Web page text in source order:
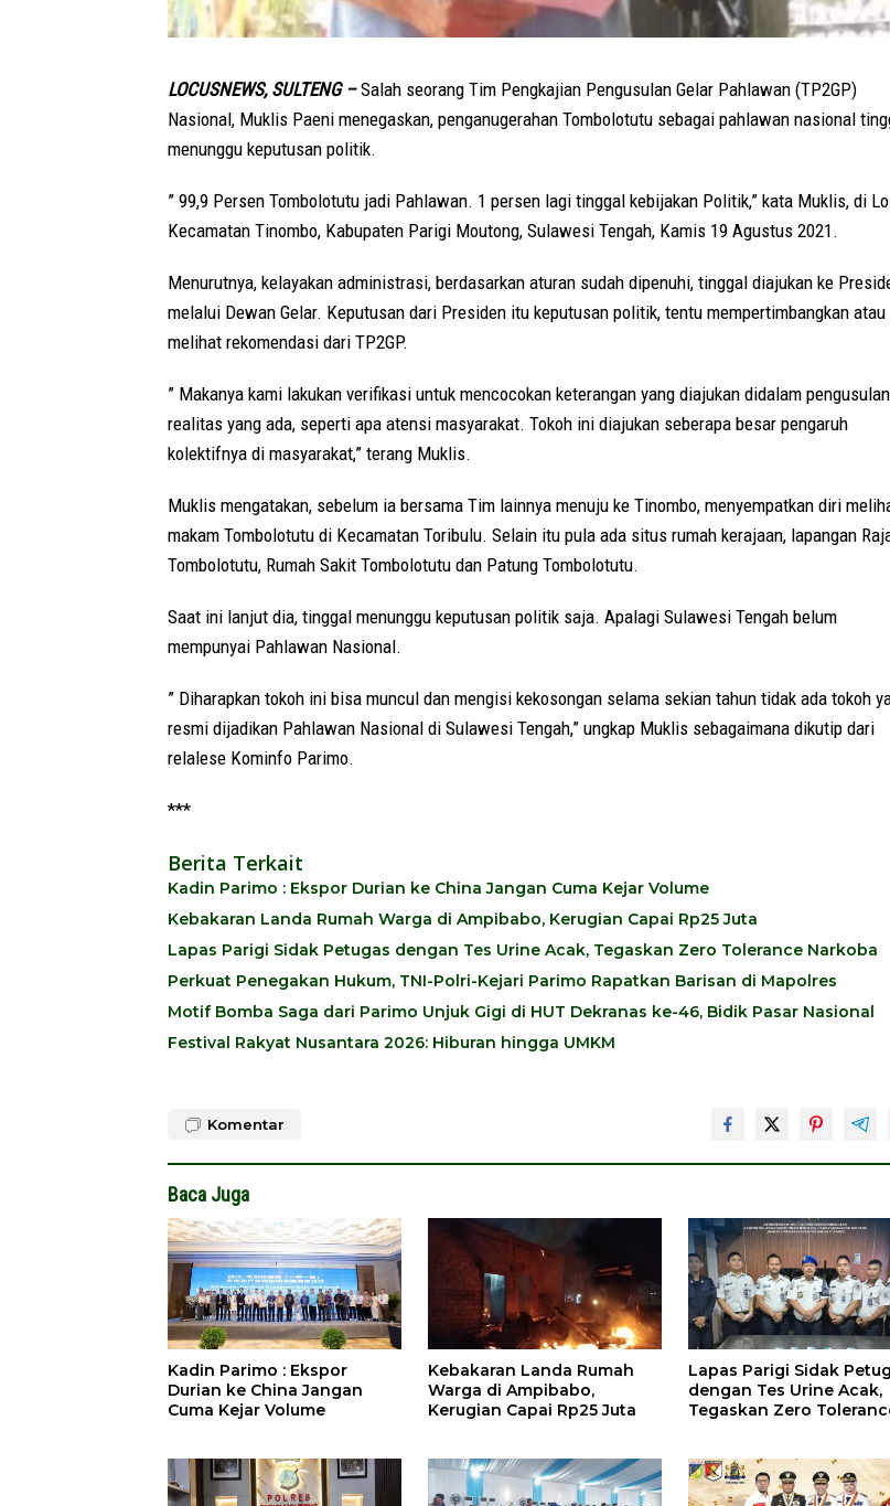
LOCUSNEWS, SULTENG –Salah seorang Tim Pengkajian Pengusulan Gelar Pahlawan (TP2GP)
Nasional, Muklis Paeni menegaskan, penganugerahan Tombolotutu sebagai pahlawan nasional
menunggu keputusan politik.
” 99,9 Persen Tombolotutu jadi Pahlawan. 1 persen lagi tinggal kebijakan Politik,” kata Muklis, di
Kecamatan Tinombo, Kabupaten Parigi Moutong, Sulawesi Tengah, Kamis 19 Agustus 2021.
Menurutnya, kelayakan administrasi, berdasarkan aturan sudah dipenuhi, tinggal diajukan ke
melalui Dewan Gelar. Keputusan dari Presiden itu keputusan politik, tentu mempertimbangkan atau
melihat rekomendasi dari TP2GP.
” Makanya kami lakukan verifikasi untuk mencocokan keterangan yang diajukan didalam pengusulan
realitas yang ada, seperti apa atensi masyarakat. Tokoh ini diajukan seberapa besar pengaruh
kolektifnya di masyarakat,” terang Muklis.
Muklis mengatakan, sebelum ia bersama Tim lainnya menuju ke Tinombo, menyempatkan diri
makam Tombolotutu di Kecamatan Toribulu. Selain itu pula ada situs rumah kerajaan, lapangan
Tombolotutu, Rumah Sakit Tombolotutu dan Patung Tombolotutu.
Saat ini lanjut dia, tinggal menunggu keputusan politik saja. Apalagi Sulawesi Tengah belum
mempunyai Pahlawan Nasional.
” Diharapkan tokoh ini bisa muncul dan mengisi kekosongan selama sekian tahun tidak ada tokoh
resmi dijadikan Pahlawan Nasional di Sulawesi Tengah,” ungkap Muklis sebagaimana dikutip dari
relalese Kominfo Parimo.
***
Berita Terkait
Kadin Parimo : Ekspor Durian ke China Jangan Cuma Kejar Volume
Kebakaran Landa Rumah Warga di Ampibabo, Kerugian Capai Rp25 Juta
Lapas Parigi Sidak Petugas dengan Tes Urine Acak, Tegaskan Zero Tolerance Narkoba
Perkuat Penegakan Hukum, TNI-Polri-Kejari Parimo Rapatkan Barisan di Mapolres
Motif Bomba Saga dari Parimo Unjuk Gigi di HUT Dekranas ke-46, Bidik Pasar Nasional
Festival Rakyat Nusantara 2026: Hiburan hingga UMKM
Komentar
Baca Juga
Kadin Parimo : Ekspor
Durian ke China Jangan
Cuma Kejar Volume
Kebakaran Landa Rumah
Warga di Ampibabo,
Kerugian Capai Rp25 Juta
Lapas Parigi Sidak
dengan Tes Urine Acak,
Tegaskan Zero